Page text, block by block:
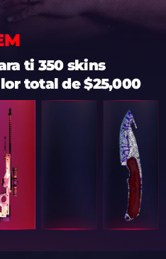
ti 350 skins
total de $25,000